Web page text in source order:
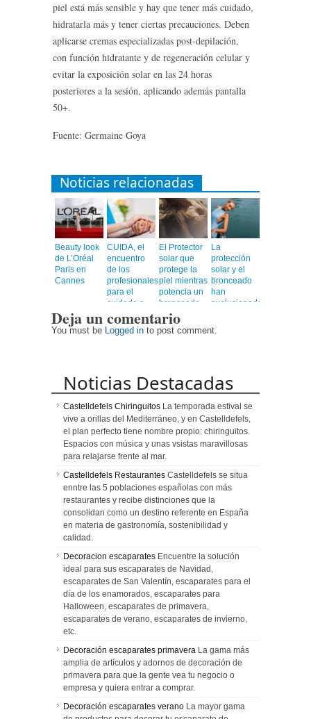
piel está más sensible y hay que tener más cuidado,
hidratarla más y tener ciertas precauciones. Deben
aplicarse cremas especializadas post-depilación,
con función hidratante y de regeneración celular y
evitar la exposición solar en las 24 horas
posteriores a la sesión, aplicando además pantalla
50+.
Fuente: Germaine Goya
Noticias relacionadas
Beauty look
de L’Oréal
Paris en
Cannes
CUIDA, el
encuentro
de los
profesionales
para el
cuidado a
mayores
El Protector
solar que
protege la
piel mientras
potencia un
bronceado
más rápido,
uniforme y
duradero
La
protección
solar y el
bronceado
han
evolucionado
Deja un comentario
You must be Logged in to post comment.
Noticias Destacadas
Castelldefels Chiringuitos La temporada estival se
vive a orillas del Mediterráneo, y en Castelldefels,
el plan perfecto tiene nombre propio: chiringuitos.
Espacios con música y unas vsistas maravillosas
para relajarse frente al mar.
Castelldefels Restaurantes Castelldefels se situa
enntre las 5 poblaciones españolas con más
restaurantes y recibe distinciones que la
consolidan como un destino referente en España
en materia de gastronomía, sostenibilidad y
calidad.
Decoracion escaparates Encuentre la solución
ideal para sus escaparates de Navidad,
escaparates de San Valentín, escaparates para el
día de los enamorados, escaparates para
Halloween, escaparates de primavera,
escaparates de verano, escaparates de invierno,
etc.
Decoración escaparates primavera La gama más
amplia de artículos y adornos de decoración de
primavera para que la gente vea tu negocio o
empresa y quiera entrar a comprar.
Decoración escaparates verano La mayor gama